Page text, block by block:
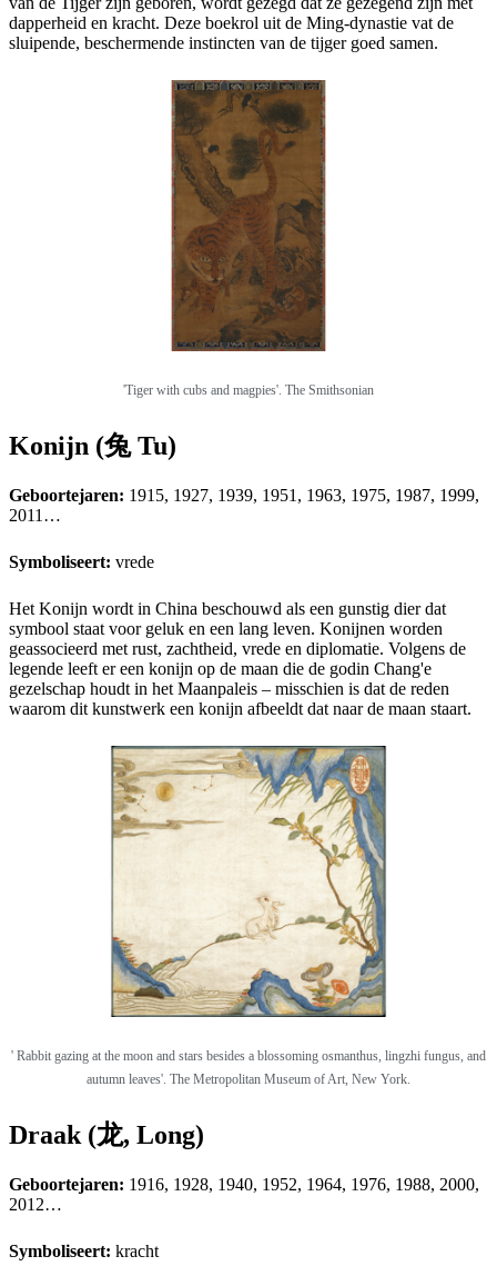
dapperheid en kracht. Deze boekrol uit de Ming-dynastie vat de
sluipende, beschermende instincten van de tijger goed samen.
'Tiger with cubs and magpies'. The Smithsonian
Konijn (兔 Tu)
Geboortejaren: 1915, 1927, 1939, 1951, 1963, 1975, 1987, 1999,
2011…
Symboliseert: vrede
Het Konijn wordt in China beschouwd als een gunstig dier dat
symbool staat voor geluk en een lang leven. Konijnen worden
geassocieerd met rust, zachtheid, vrede en diplomatie. Volgens de
legende leeft er een konijn op de maan die de godin Chang'e
gezelschap houdt in het Maanpaleis – misschien is dat de reden
waarom dit kunstwerk een konijn afbeeldt dat naar de maan staart.
' Rabbit gazing at the moon and stars besides a blossoming osmanthus, lingzhi fungus, and
autumn leaves'. The Metropolitan Museum of Art, New York.
Draak (龙, Long)
Geboortejaren: 1916, 1928, 1940, 1952, 1964, 1976, 1988, 2000,
2012…
Symboliseert: kracht